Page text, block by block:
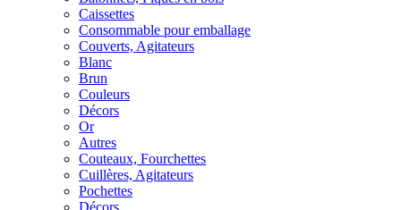
Caissettes
Consommable pour emballage
Couverts, Agitateurs
Blanc
Brun
Couleurs
Décors
Or
Autres
Couteaux, Fourchettes
Cuillères, Agitateurs
Pochettes
Décors